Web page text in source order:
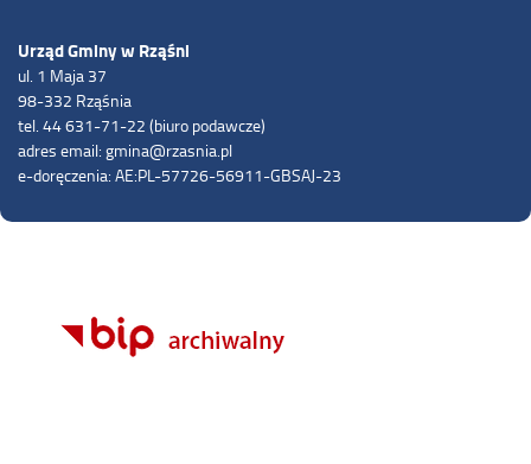
Urząd Gminy w Rząśni
ul. 1 Maja 37
98-332 Rząśnia
tel. 44 631-71-22 (biuro podawcze)
adres email: gmina@rzasnia.pl
e-doręczenia: AE:PL-57726-56911-GBSAJ-23